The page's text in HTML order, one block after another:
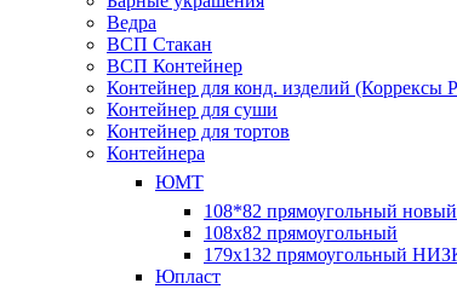
Ведра
ВСП Стакан
ВСП Контейнер
Контейнер для конд. изделий (Коррексы
Контейнер для суши
Контейнер для тортов
Контейнера
ЮМТ
108*82 прямоугольный новый
108х82 прямоугольный
179х132 прямоугольный
Юпласт